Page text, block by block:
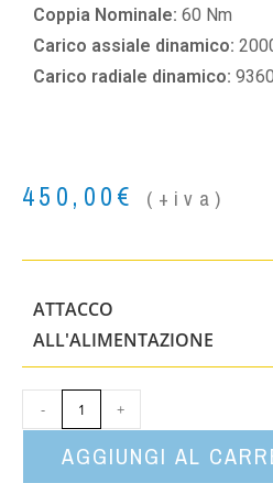
Coppia Nominale: 60 Nm
Carico assiale dinamico:
Carico radiale dinamico:
450,00€ (+iva)
ATTACCO
ALL'ALIMENTAZIONE
- +
AGGIUNGI AL